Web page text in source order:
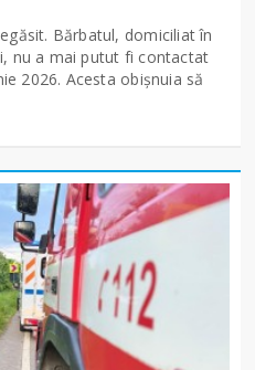
Bărbatul, domiciliat în
nu a mai putut fi contactat
2026. Acesta obișnuia să